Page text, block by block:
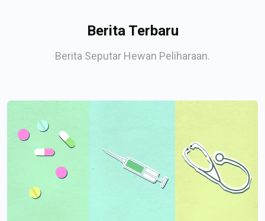
Berita Terbaru
Berita Seputar Hewan Peliharaan.